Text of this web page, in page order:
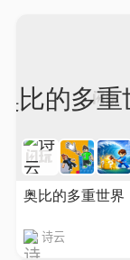
奥比的多重世界
诗云